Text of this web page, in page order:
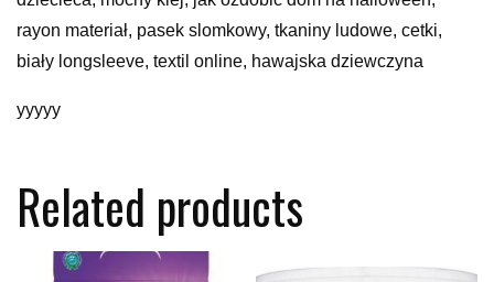
rayon materiał, pasek slomkowy, tkaniny ludowe, cetki,
biały longsleeve, textil online, hawajska dziewczyna
yyyyy
Related products